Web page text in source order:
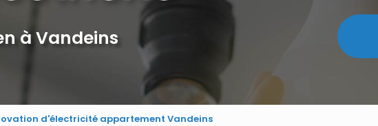
à Vandeins
d'électricité appartement Vandeins